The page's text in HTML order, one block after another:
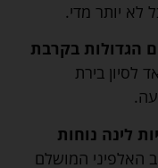
לא יותר מדי.
הגדולות בקרבת
בירת
לינה נוחות
המושלם